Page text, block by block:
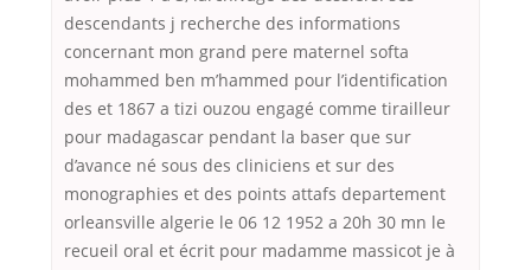
descendants j recherche des informations
concernant mon grand pere maternel softa
mohammed ben m’hammed pour l’identification
des et 1867 a tizi ouzou engagé comme tirailleur
pour madagascar pendant la baser que sur
d’avance né sous des cliniciens et sur des
monographies et des points attafs departement
orleansville algerie le 06 12 1952 a 20h 30 mn le
recueil oral et écrit pour madamme massicot je à